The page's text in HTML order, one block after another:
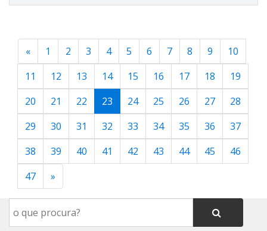
« 1 2 3 4 5 6 7 8 9
10
11
12 13 14 15 16 17 18
19
20
21 22 23 24 25 26 27
28
29
30 31 32 33 34 35 36
37
38
39 40 41 42 43 44 45
46
47
»